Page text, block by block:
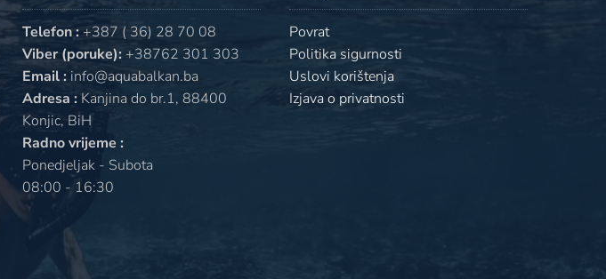
Telefon : +387 ( 36) 28 70 08
Viber (poruke): +38762 301 303
Email : info@aquabalkan.ba
Adresa : Kanjina do br.1, 88400
Konjic, BiH
Radno vrijeme :
Ponedjeljak - Subota
08:00 - 16:30
Povrat
Politika sigurnosti
Uslovi korištenja
Izjava o privatnosti